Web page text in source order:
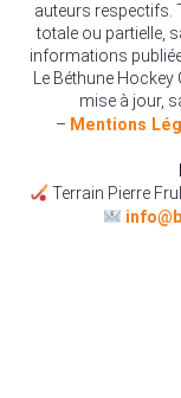
auteurs respectifs.
totale ou partielle,
informations
Le Béthune
mise à jour,
– Mentions
Terrain Pierre